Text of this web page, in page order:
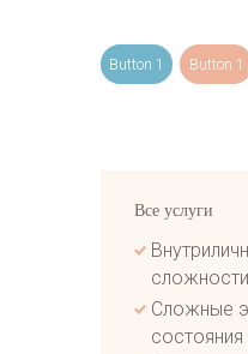
Button 1 Button 1
Все услуги
сложности
Сложные
состояния